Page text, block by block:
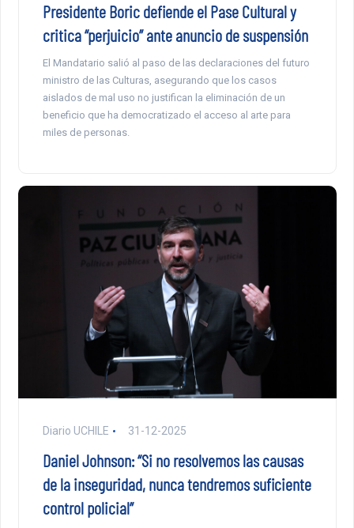
Presidente Boric defiende el Pase Cultural y
critica “perjuicio” ante anuncio de suspensión
El Mandatario salió al paso de las declaraciones del futuro
ministro de las Culturas, asegurando que los casos
aislados de mal uso no justifican la eliminación de un
beneficio que ha democratizado el acceso al arte para
miles de personas.
Diario UCHILE 31-12-2025
Daniel Johnson: “Si no resolvemos las causas
de la inseguridad, nunca tendremos suficiente
control policial”